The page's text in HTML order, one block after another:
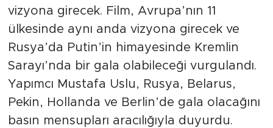
vizyona girecek. Film, Avrupa’nın 11
ülkesinde aynı anda vizyona girecek ve
Rusya’da Putin’in himayesinde Kremlin
Sarayı’nda bir gala olabileceği vurgulandı.
Yapımcı Mustafa Uslu, Rusya, Belarus,
Pekin, Hollanda ve Berlin’de gala olacağını
basın mensupları aracılığıyla duyurdu.